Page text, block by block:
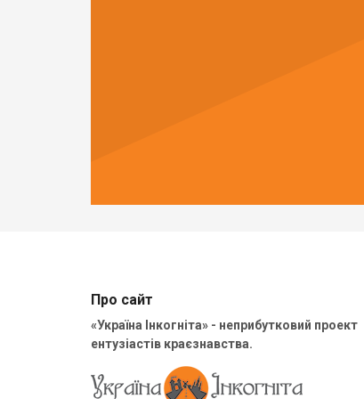
Про сайт
«Україна Інкогніта» - неприбутковий проект
ентузіастів краєзнавства.